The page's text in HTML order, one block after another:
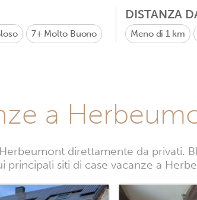
7+ Molto Buono
DISTANZA
Meno di 1 km
a
direttamente da privati.
siti di case vacanze a